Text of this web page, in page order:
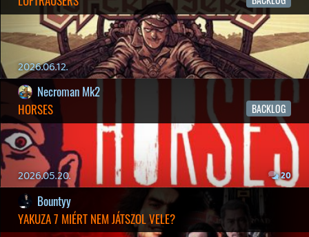
2026.03.27. 1
liquid
MINDEN IDŐK LEGJOBB INTRÓI #1
2026.03.15.
Necroman Mk2
HIGHGUARD - NECRO'S LOG
2026.03.13. 4